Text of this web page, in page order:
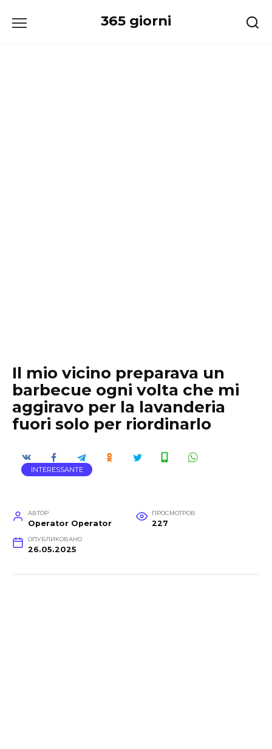
365 giorni
Il mio vicino preparava un
barbecue ogni volta che mi
aggiravo per la lavanderia
fuori solo per riordinarlo
INTERESSANTE
АВТОР
Operator Operator
ПРОСМОТРОВ
227
ОПУБЛИКОВАНО
26.05.2025